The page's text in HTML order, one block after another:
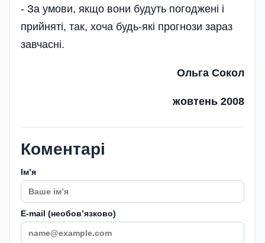
- За умови, якщо вони будуть погоджені і
прийняті, так, хоча будь-які прогнози зараз
завчасні.
Ольга Сокол
жовтень 2008
Коментарі
Імʼя
E-mail (необовʼязково)